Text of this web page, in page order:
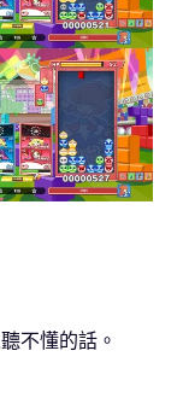
不懂的話。